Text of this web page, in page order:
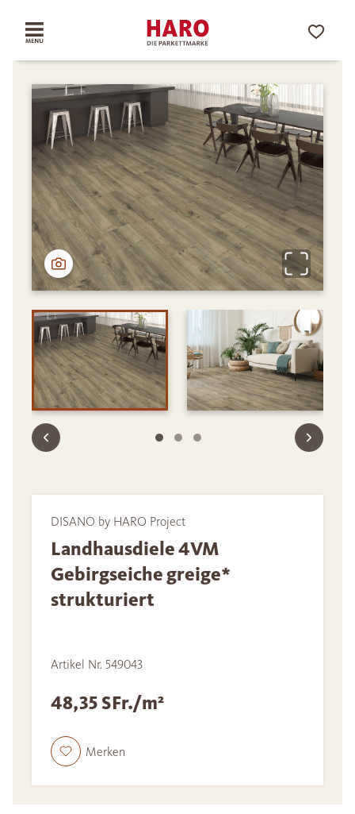
DISANO by HARO Project
Landhausdiele 4VM
Gebirgseiche greige*
strukturiert
Artikel Nr. 549043
48,35 SFr./m²
Merken